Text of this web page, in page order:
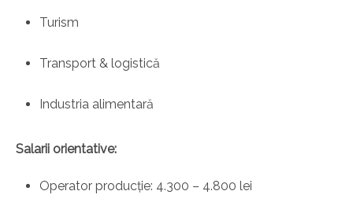
Turism
Transport & logistică
Industria alimentară
Salarii orientative:
Operator producție: 4.300 – 4.800 lei